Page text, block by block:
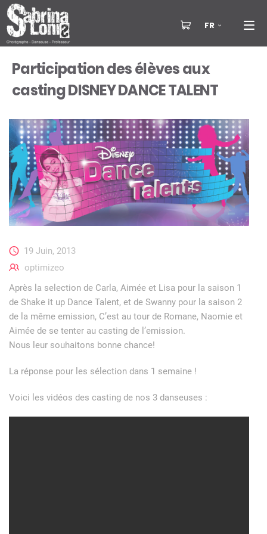
FR
Participation des élèves aux
casting DISNEY DANCE TALENT
19 Juin, 2013
optimizeo
Après la selection de Carla, Aimée et Lisa pour la saison 1
de Shake it up Dance Talent, et de Swanny pour la saison 2
de la même emission, C’est au tour de Romane, Naomie et
Aimée de se tenter au casting de l’emission.
Nous leur souhaitons bonne chance!
La réponse pour les sélection dans 1 semaine !
Voici les vidéos des casting de nos 3 danseuses :